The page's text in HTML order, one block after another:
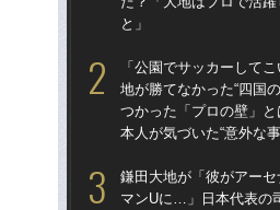
と」
「公園でサッカーして
地が勝てなかった“四国
つかった「プロの壁」と
本人が気づいた“意外な
鎌田大地が「彼がアー
マンUに…」日本代表の